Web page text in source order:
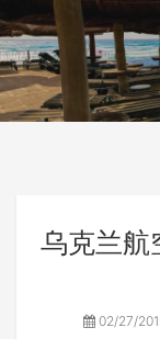
乌克兰
02/27/